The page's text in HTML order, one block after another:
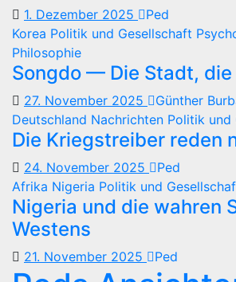
1. Dezember 2025
Ped
Korea Politik und Gesellschaft
Philosophie
Songdo — Die Stadt,
27. November 2025
Günther
Deutschland Nachrichten Politik und
Die Kriegstreiber reden
24. November 2025
Ped
Afrika Nigeria Politik und
Nigeria und die wahren
Westens
21. November 2025 Ped